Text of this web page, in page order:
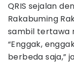
QRIS sejalan
Rakabuming
sambil tertawa
“Enggak,
berbeda saja,”